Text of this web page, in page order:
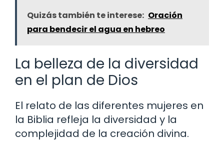
Quizás también te interese: Oración
para bendecir el agua en hebreo
La belleza de la diversidad
en el plan de Dios
El relato de las diferentes mujeres en
la Biblia refleja la diversidad y la
complejidad de la creación divina.